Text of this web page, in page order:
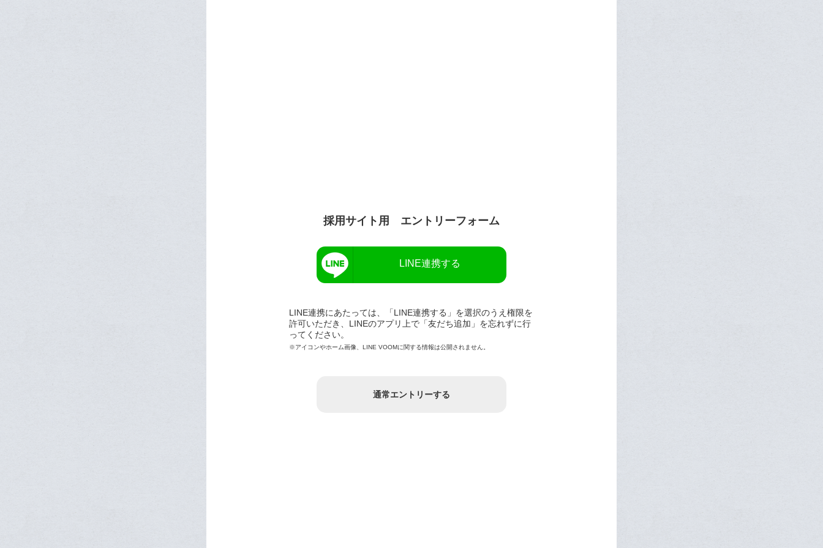
採用サイト用 エントリーフォーム
LINE連携する
LINE連携にあたっては、「LINE連携する」を選択のうえ権限を
許可いただき、LINEのアプリ上で「友だち追加」を忘れずに行
ってください。
※アイコンやホーム画像、LINE VOOMに関する情報は公開されません。
通常エントリーする